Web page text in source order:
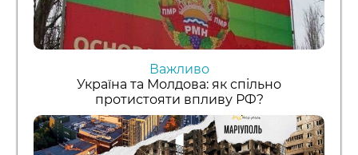
Важливо
Україна та Молдова: як спільно
протистояти впливу РФ?